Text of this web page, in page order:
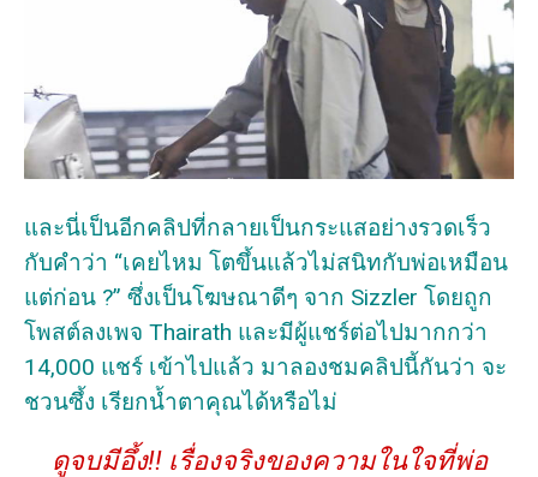
และนี่เป็นอีกคลิปที่กลายเป็นกระแสอย่างรวดเร็ว
กับคำว่า “เคยไหม โตขึ้นแล้วไม่สนิทกับพ่อเหมือน
แต่ก่อน ?” ซึ่งเป็นโฆษณาดีๆ จาก Sizzler โดยถูก
โพสต์ลงเพจ Thairath และมีผู้แชร์ต่อไปมากกว่า
14,000 แชร์ เข้าไปแล้ว มาลองชมคลิปนี้กันว่า จะ
ชวนซึ้ง เรียกน้ำตาคุณได้หรือไม่
ดูจบมีอึ้ง!! เรื่องจริงของความในใจที่พ่อ